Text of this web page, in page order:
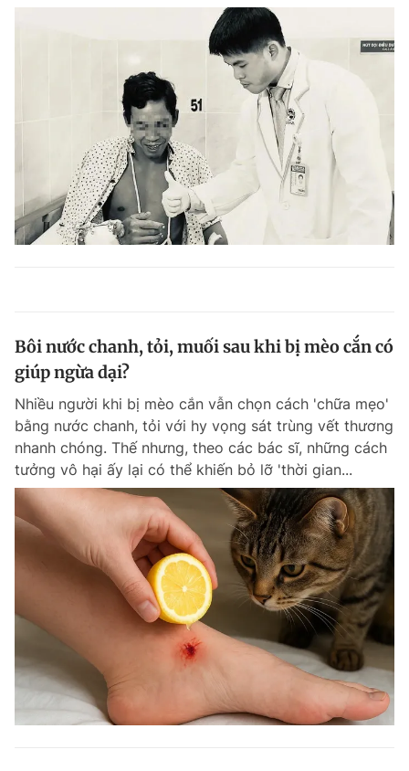
Bôi nước chanh, tỏi, muối sau khi bị mèo cắn có
giúp ngừa dại?
Nhiều người khi bị mèo cắn vẫn chọn cách 'chữa mẹo'
bằng nước chanh, tỏi với hy vọng sát trùng vết thương
nhanh chóng. Thế nhưng, theo các bác sĩ, những cách
tưởng vô hại ấy lại có thể khiến bỏ lỡ 'thời gian...